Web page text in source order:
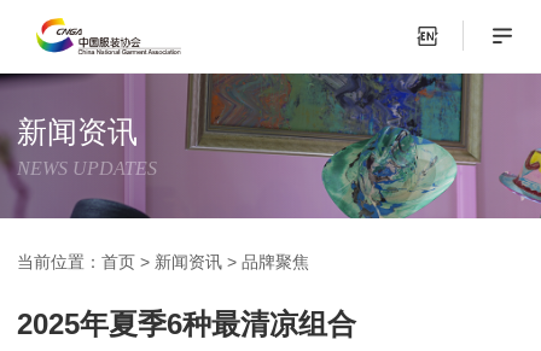
新闻资讯
NEWS UPDATES
当前位置：首页 > 新闻资讯 >品牌聚焦
2025年夏季6种最清凉组合